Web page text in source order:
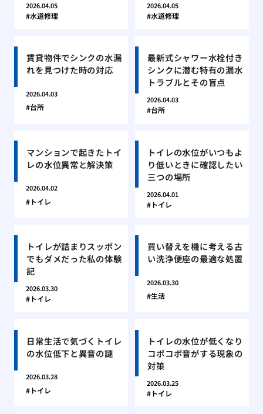
2026.04.05
水道修理
2026.04.05
水道修理
賃貸物件でシンクの水漏
れを見つけた時の対応
2026.04.03
台所
最新式シャワー水栓付き
シンクに潜む特有の漏水
トラブルとその盲点
2026.04.03
台所
マンションで起きたトイ
レの水位異常と解決策
2026.04.02
トイレ
トイレの水位がいつもよ
り低いときに確認したい
三つの場所
2026.04.01
トイレ
トイレが詰まりスッポン
でもダメだった私の体験
記
2026.03.30
トイレ
買い替えを機に考える古
い洗浄便座の最適な処置
2026.03.30
生活
日常生活で気づくトイレ
の水位低下と異音の謎
2026.03.28
トイレ
トイレの水位が低くなり
コポコポ音がする現象の
対策
2026.03.25
トイレ